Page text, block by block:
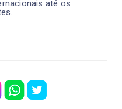
até os